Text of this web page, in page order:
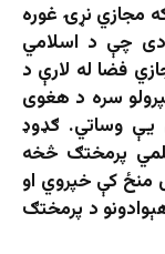
مجازي نړۍ غوره
دی چې د اسلامي
فضا له لارې د
سره د هغوی
یې وساتي. ګډوډ
پرمختګ څخه
منځ کې خپروي او
د پرمختګ